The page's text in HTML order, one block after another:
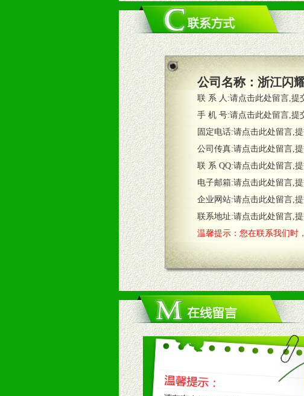
四、市场操作及支持
1、根据区域市场协助制定具体营销策略。
2、根据具体情况公司给予必要市场支持。
3、根据市场需要，派驻区域销售人员全程跟
4、根据市场情况公司给予专职或兼职的业务
五、退换货制度
1、给予前期市场操作一定比例退换货政策。
2、对于临期，滞销品给予一定比例调换政策。
六、服务优势
1、完善的信息服务咨询中心：本着对代理商
2、售后服务：突发性产品问题或消费者意见
3、我们时刻整理各区销售情况，帮您诊断、
七、招商代理（全国各地）
1、认同我们的经营理念。
2、具备较好商业信誉和资金实力。
3、具备区域内良好的终端网点和销售渠道。
4、具备一定业务团队能力覆盖区域的流通渠
5、具备较强的市场操作意识，投入意识和配
八、品牌产品
1、不断提升品牌的知名度，美誉度。
2、不断开创新产品不断满足消费者的新需求
公司名称： 浙江闪
联 系 人:请点击此处留言,提
手 机 号:请点击此处留言,提
固定电话:请点击此处留言,
公司传真:请点击此处留言,
联 系 QQ:请点击此处留言,
电子邮箱:请点击此处留言,
企业网站:请点击此处留言,
联系地址:请点击此处留言,
温馨提示：您在联系我们时